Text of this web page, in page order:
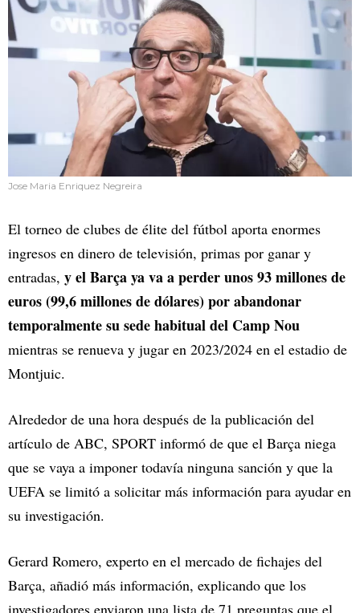
Jose Maria Enriquez Negreira
El torneo de clubes de élite del fútbol aporta enormes
ingresos en dinero de televisión, primas por ganar y
entradas, y el Barça ya va a perder unos 93 millones de
euros (99,6 millones de dólares) por abandonar
temporalmente su sede habitual del Camp Nou
mientras se renueva y jugar en 2023/2024 en el estadio de
Montjuic.
Alrededor de una hora después de la publicación del
artículo de ABC, SPORT informó de que el Barça niega
que se vaya a imponer todavía ninguna sanción y que la
UEFA se limitó a solicitar más información para ayudar en
su investigación.
Gerard Romero, experto en el mercado de fichajes del
Barça, añadió más información, explicando que los
investigadores enviaron una lista de 71 preguntas que el